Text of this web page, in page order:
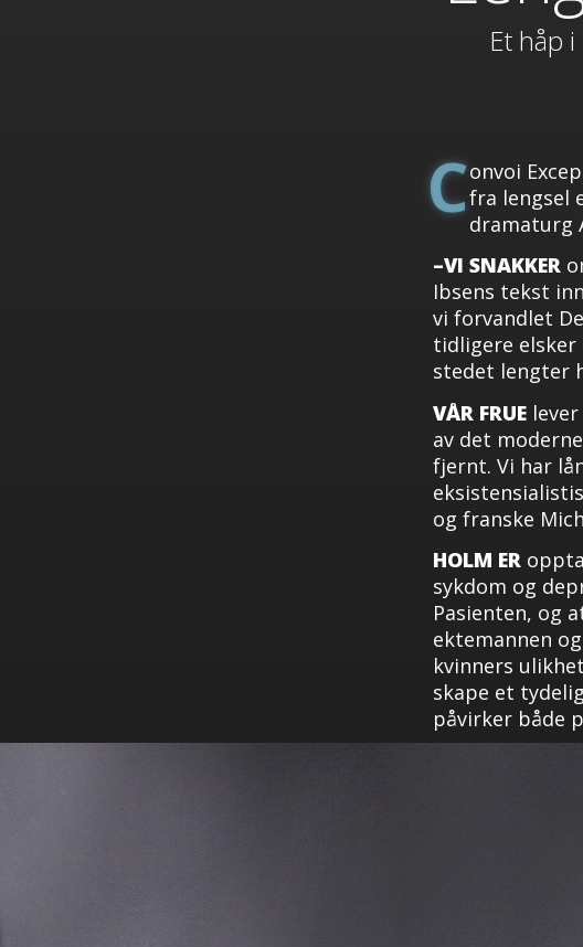
Et håp
Convoi
fra lengsel
dramaturg
–VI SNAKKER
Ibsens tekst
vi forvandlet
tidligere
stedet lengter
VÅR FRUE
av det
fjernt. Vi har
og franske
HOLM ER
sykdom og
Pasienten, og
ektemannen
kvinners
skape et
påvirker både